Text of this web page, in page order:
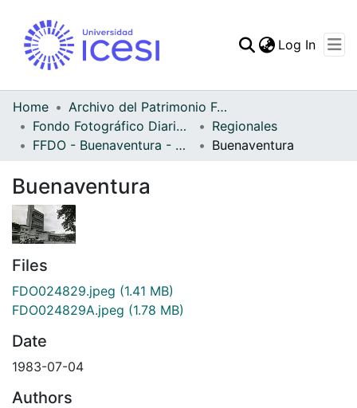
Statistics
Log In
Home
Archivo del Patrimonio Fotográfico y Fílmico del Valle del Cauca
Fondo Fotográfico Diario Occidente
Regionales
FFDO - Buenaventura - Patrimonial
Buenaventura
Buenaventura
Files
FDO024829.jpeg (1.41 MB)
FDO024829A.jpeg (1.78 MB)
Date
1983-07-04
Authors